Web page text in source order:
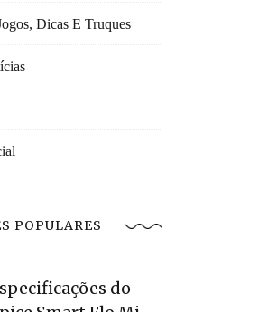
Dicas E Truques
POPULARES
do